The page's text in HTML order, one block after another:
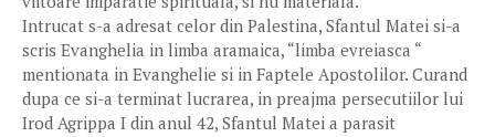
Intrucat s-a adresat celor din Palestina, Sfantul Matei si-a
scris Evanghelia in limba aramaica, “limba evreiasca “
mentionata in Evanghelie si in Faptele Apostolilor. Curand
dupa ce si-a terminat lucrarea, in preajma persecutiilor lui
Irod Agrippa I din anul 42, Sfantul Matei a parasit